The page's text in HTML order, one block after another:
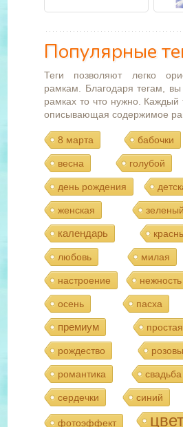
Популярные
Теги позволяют легко
рамкам. Благодаря тегам, вы
рамках то что нужно. Каждый
описывающая содержимое
8 марта бабочки
весна голубой
день рождения
женская зеленый
календарь
любовь милая
настроение нежность
осень пасха
премиум
простая
рождество
романтика свадьба
сердечки синий
фотоэффект